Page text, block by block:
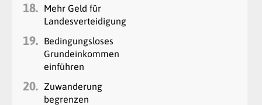
18.
Mehr Geld für
Landesverteidigung
19.
Bedingungsloses
Grundeinkommen
einführen
20. Zuwanderung
begrenzen